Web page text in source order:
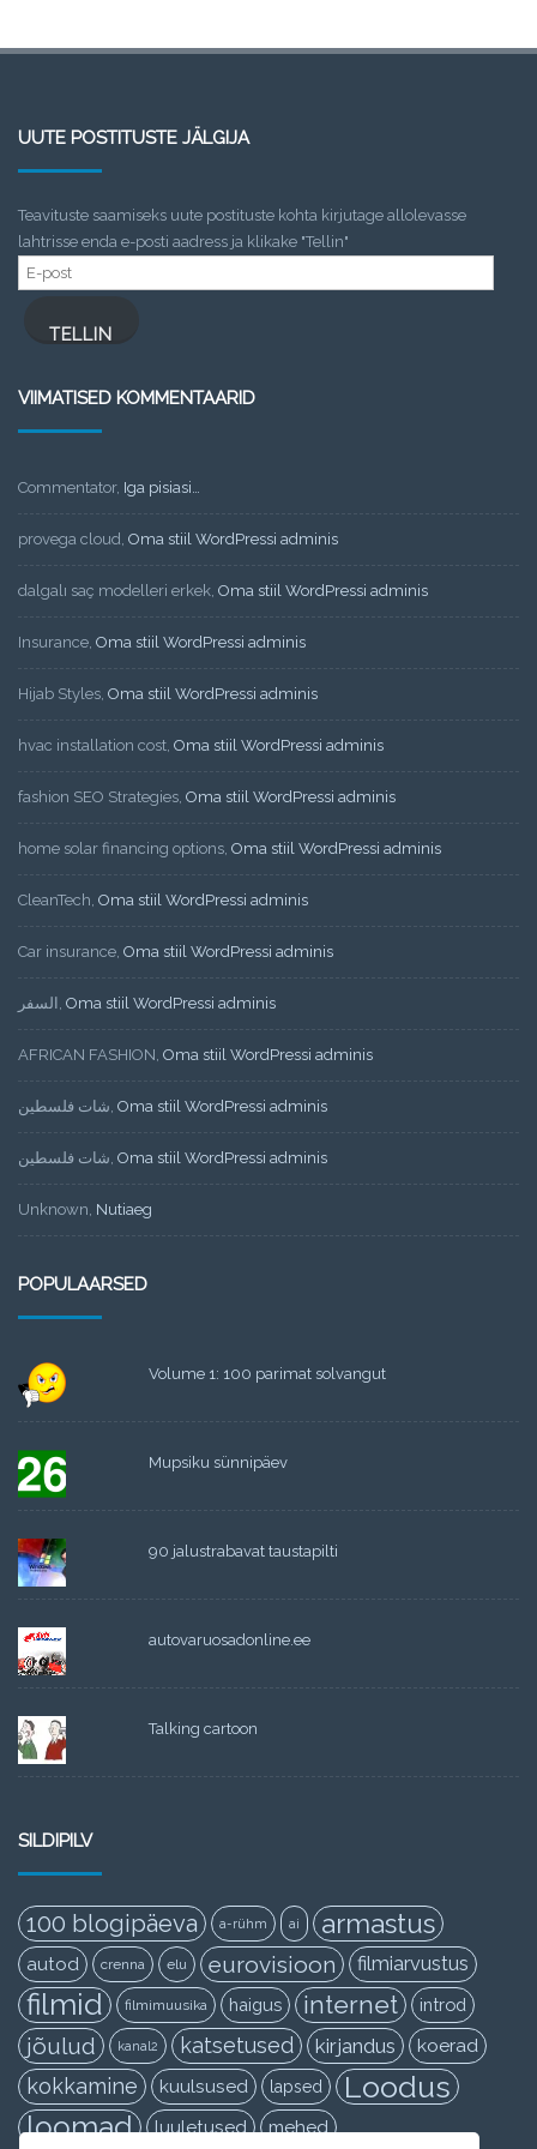
UUTE POSTITUSTE JÄLGIJA
Teavituste saamiseks uute postituste kohta kirjutage allolevasse
lahtrisse enda e-posti aadress ja klikake "Tellin"
E-
post
TELLIN
VIIMATISED KOMMENTAARID
Commentator, Iga pisiasi…
provega cloud, Oma stiil WordPressi adminis
dalgalı saç modelleri erkek, Oma stiil WordPressi adminis
Insurance, Oma stiil WordPressi adminis
Hijab Styles, Oma stiil WordPressi adminis
hvac installation cost, Oma stiil WordPressi adminis
fashion SEO Strategies, Oma stiil WordPressi adminis
home solar financing options, Oma stiil WordPressi adminis
CleanTech, Oma stiil WordPressi adminis
Car insurance, Oma stiil WordPressi adminis
السفر , Oma stiil WordPressi adminis
AFRICAN FASHION, Oma stiil WordPressi adminis
شات فلسطين, Oma stiil WordPressi adminis
شات فلسطين, Oma stiil WordPressi adminis
Unknown, Nutiaeg
POPULAARSED
Volume 1: 100 parimat solvangut
Mupsiku sünnipäev
90 jalustrabavat taustapilti
autovaruosadonline.ee
Talking cartoon
SILDIPILV
100 blogipäeva a-rühm ai armastus
autod crenna elu eurovisioon filmiarvustus
filmid filmimuusika haigus internet introd
jõulud kanal2 katsetused kirjandus koerad
kokkamine kuulsused lapsed Loodus
loomad luuletused mehed